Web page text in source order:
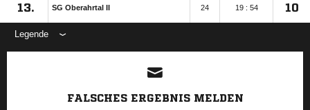
13. SG Oberahrtal II 24 19 : 54 10
Legende
ANZEIGE
FALSCHES ERGEBNIS MELDEN